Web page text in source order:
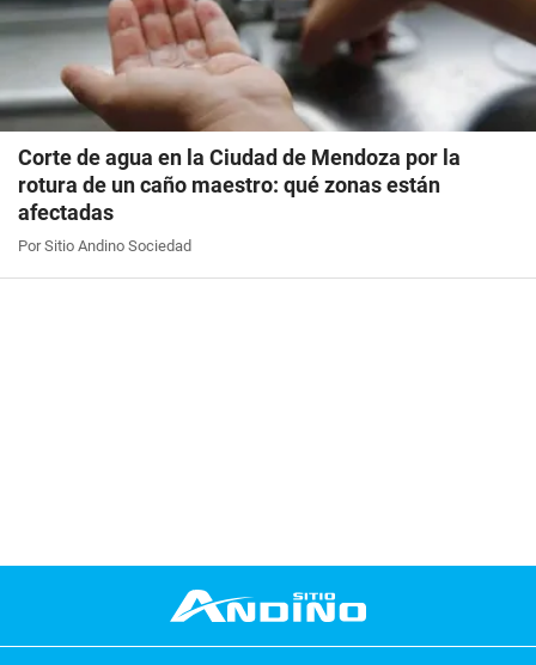
Corte de agua en la Ciudad de Mendoza por la
rotura de un caño maestro: qué zonas están
afectadas
Por Sitio Andino Sociedad